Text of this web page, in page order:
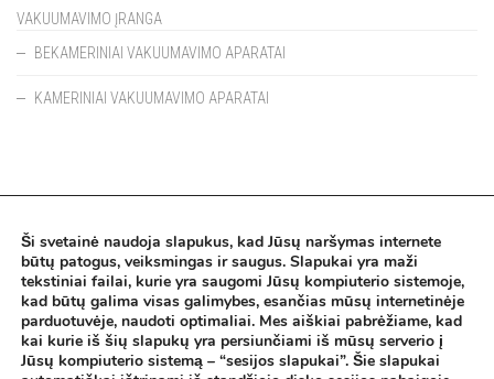
VAKUUMAVIMO ĮRANGA
BEKAMERINIAI VAKUUMAVIMO APARATAI
KAMERINIAI VAKUUMAVIMO APARATAI
Pirkimo taisykės
Privatumo politika
Ši svetainė naudoja slapukus, kad Jūsų naršymas internete
būtų patogus, veiksmingas ir saugus. Slapukai yra maži
tekstiniai failai, kurie yra saugomi Jūsų kompiuterio sistemoje,
kad būtų galima visas galimybes, esančias mūsų internetinėje
parduotuvėje, naudoti optimaliai. Mes aiškiai pabrėžiame, kad
kai kurie iš šių slapukų yra persiunčiami iš mūsų serverio į
Jūsų kompiuterio sistemą – “sesijos slapukai”. Šie slapukai